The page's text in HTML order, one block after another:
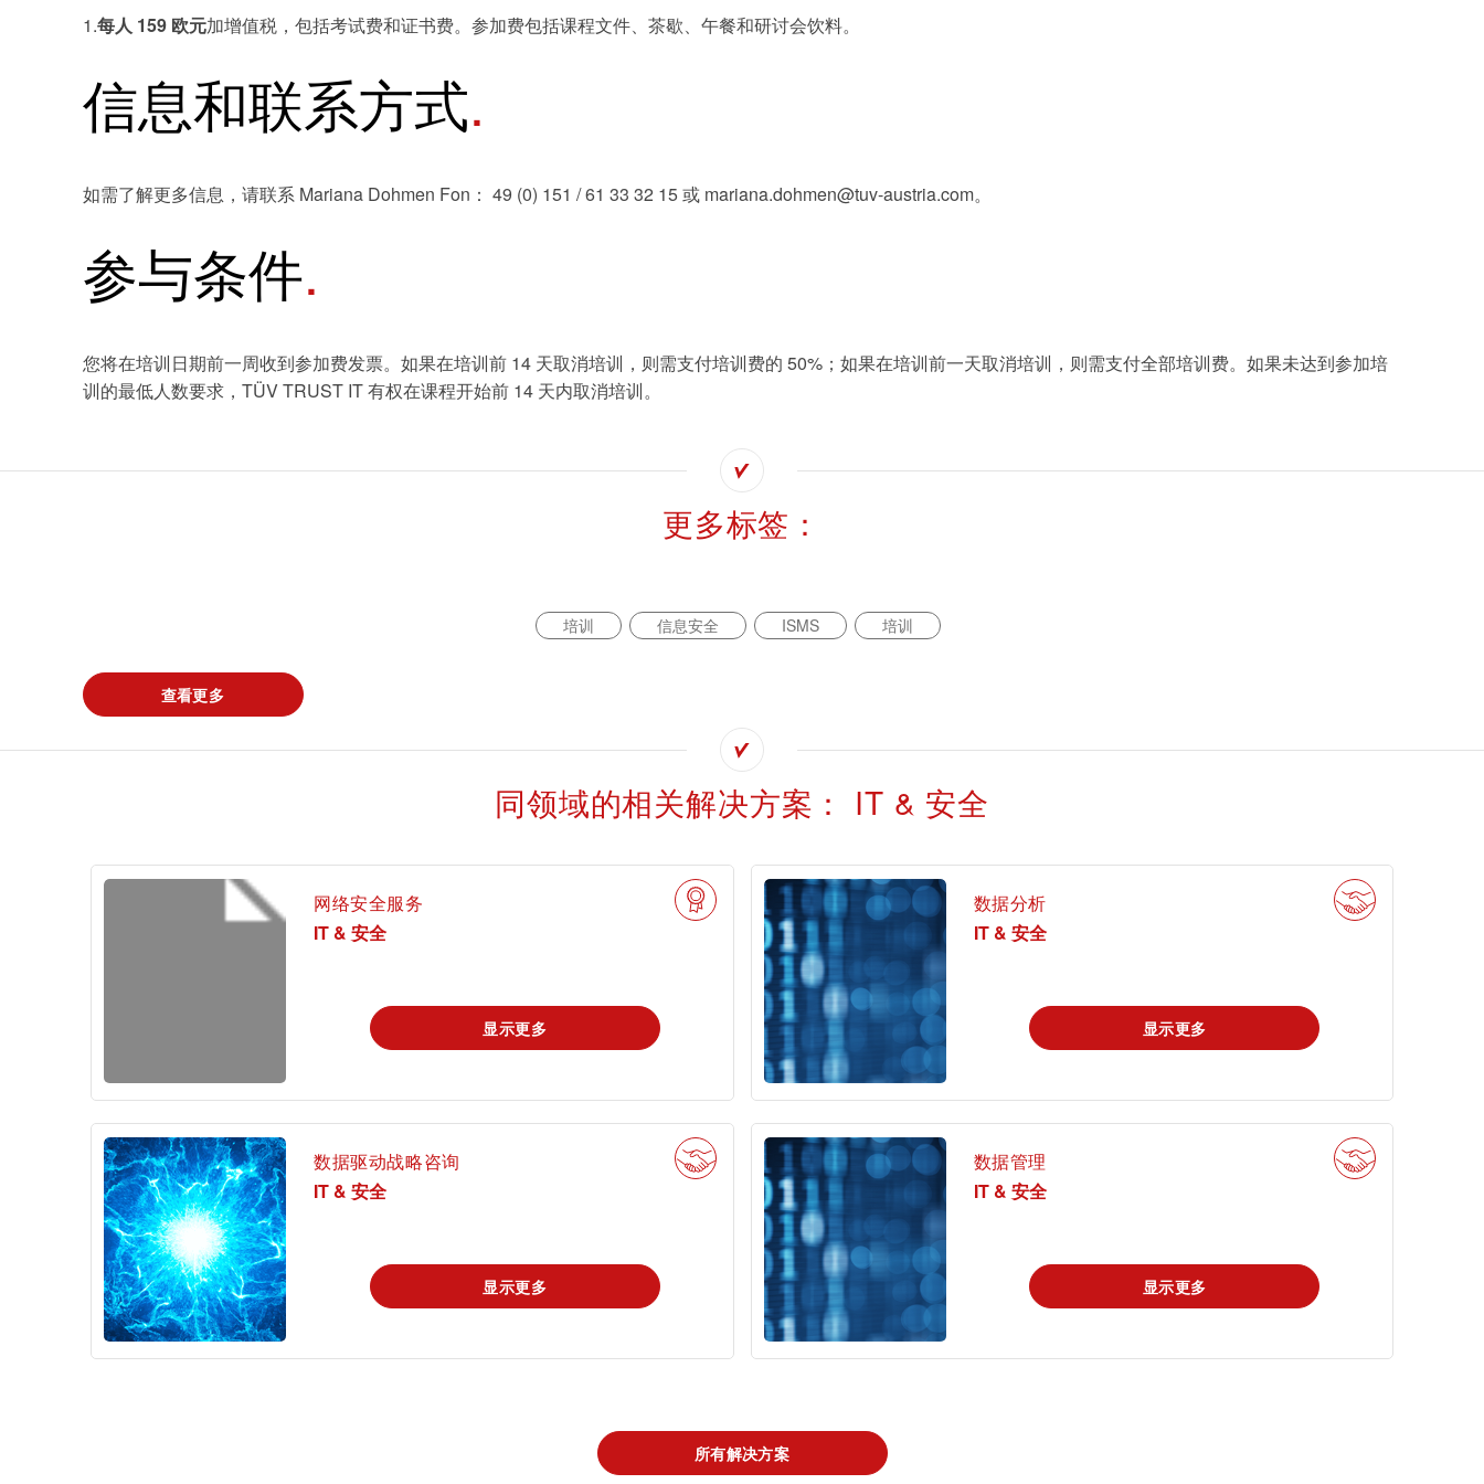
1.每人 159 欧元加增值税，包括考试费和证书费。参加费包括课程文件、茶歇、午餐和研讨会饮料。
信息和联系方式
如需了解更多信息，请联系 Mariana Dohmen Fon： 49 (0) 151 / 61 33 32 15 或 mariana.dohmen@tuv-austria.com。
参与条件
您将在培训日期前一周收到参加费发票。如果在培训前 14 天取消培训，则需支付培训费的 50%；如果在培训前一天取消培训，则需支付全部培训费。如果未达到参加培
训的最低人数要求，TÜV TRUST IT 有权在课程开始前 14 天内取消培训。
更多标签：
培训 信息安全 ISMS 培训
查看更多
同领域的相关解决方案： IT & 安全
网络安全服务
IT & 安全
显示更多
数据分析
IT & 安全
显示更多
数据驱动战略咨询
IT & 安全
显示更多
数据管理
IT & 安全
显示更多
所有解决方案
工作机会
线上平台